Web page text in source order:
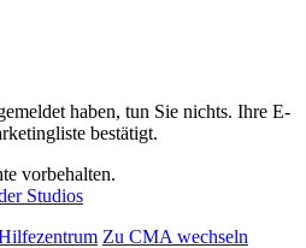
haben, tun Sie nichts. Ihre E-
bestätigt.
vorbehalten.
Studios
Zu CMA wechseln